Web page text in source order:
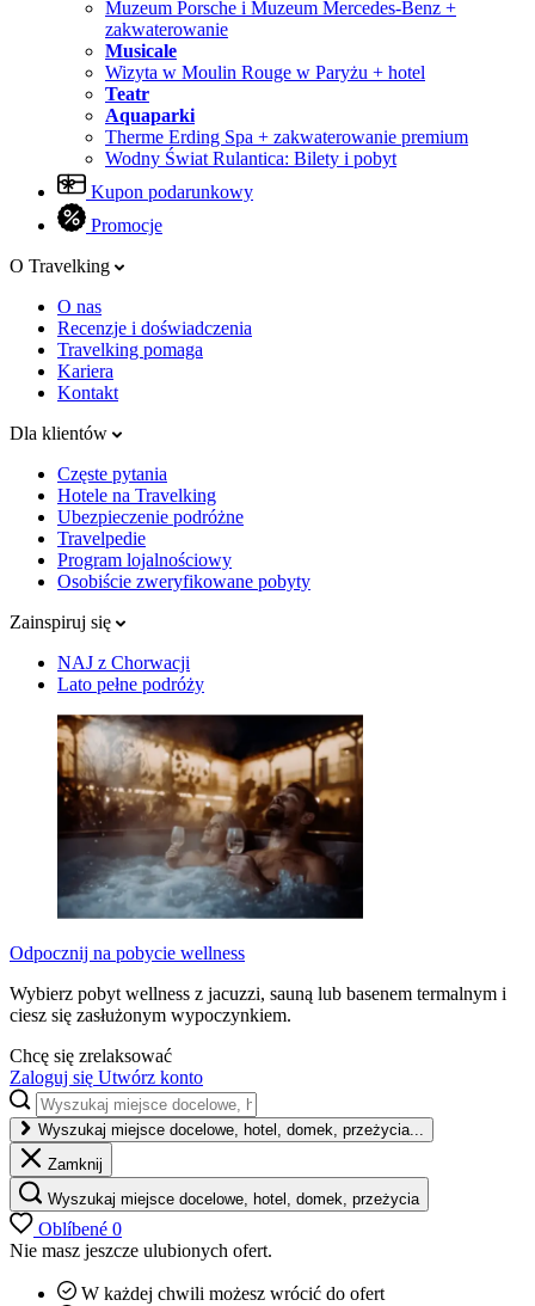
Muzeum Porsche i Muzeum Mercedes-Benz +
zakwaterowanie
Musicale
Wizyta w Moulin Rouge w Paryżu + hotel
Teatr
Aquaparki
Therme Erding Spa + zakwaterowanie premium
Wodny Świat Rulantica: Bilety i pobyt
Kupon podarunkowy
Promocje
O Travelking
O nas
Recenzje i doświadczenia
Travelking pomaga
Kariera
Kontakt
Dla klientów
Częste pytania
Hotele na Travelking
Ubezpieczenie podróżne
Travelpedie
Program lojalnościowy
Osobiście zweryfikowane pobyty
Zainspiruj się
NAJ z Chorwacji
Lato pełne podróży
Odpocznij na pobycie wellness
Wybierz pobyt wellness z jacuzzi, sauną lub basenem termalnym i
ciesz się zasłużonym wypoczynkiem.
Chcę się zrelaksować
Zaloguj się Utwórz konto
Wyszukaj miejsce docelowe, hotel, domek, przeżycia...
Zamknij
Wyszukaj miejsce docelowe, hotel, domek, przeżycia
Oblíbené 0
Nie masz jeszcze ulubionych ofert.
W każdej chwili możesz wrócić do ofert